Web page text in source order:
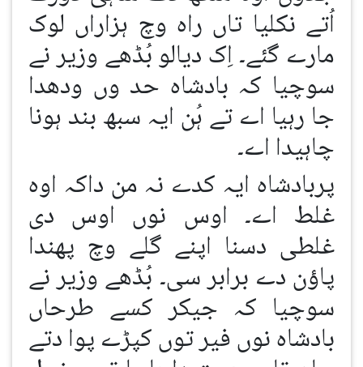
اُتے نکلیا تاں راہ وچ ہزاراں لوک
مارے گئے۔ اِک دیالو بُڈھے وزیر نے
سوچیا کہ بادشاہ حد وں ودھدا
جا رہیا اے تے ہُن ایہ سبھ بند ہونا
چاہیدا اے۔
پربادشاہ ایہ کدے نہ من داکہ اوہ
غلط اے۔ اوس نوں اوس دی
غلطی دسنا اپنے گلے وچ پھندا
پاؤن دے برابر سی۔ بُڈھے وزیر نے
سوچیا کہ جیکر کسے طرحاں
بادشاہ نوں فیر توں کپڑے پوا دتے